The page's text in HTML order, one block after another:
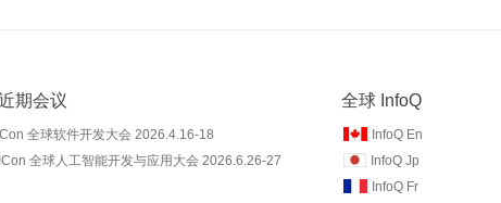
期会议
全球软件开发大会 2026.4.16-18
全球人工智能开发与应用大会 2026.6.26-27
全球 InfoQ
InfoQ En
InfoQ Jp
InfoQ Fr